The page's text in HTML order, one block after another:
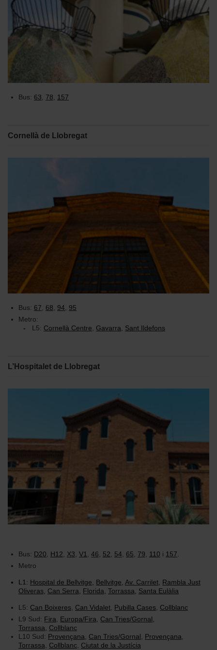
la opción “Gestor de cookies”, que encontrarás en el
menú de la parte inferior de la web.
Bus: 63, 78, 157
Cornellà de Llobregat
Bus: 67, 68, 94, 95
Metro:
L5: Cornellà Centre, Gavarra, Sant Ildefons
L’Hospitalet de Llobregat
Bus: D20, H12, X3, V1, 46, 52, 54, 65, 79, 110 i 157.
Metro
L1: Hospital de Bellvitge, Bellvitge, Av. Carrilet, Rambla Just
Oliveras, Can Serra, Florida, Torrassa, Santa Eulàlia
L5: Can Boixeres, Can Vidalet, Pubilla Cases, Collblanc
L9 Sud: Fira, Europa/Fira, Can Tries/Gornal,
Torrassa, Collblanc
L10 Sud: Provençana, Can Tries/Gornal, Provençana,
Torrassa, Collblanc, Ciutat de la Justícia